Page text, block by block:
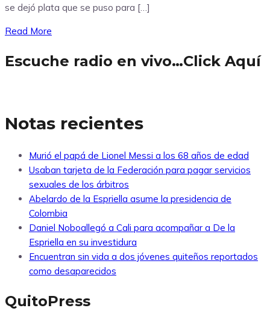
se dejó plata que se puso para […]
Read More
Escuche radio en vivo…Click Aquí
Notas recientes
Murió el papá de Lionel Messi a los 68 años de edad
Usaban tarjeta de la Federación para pagar servicios
sexuales de los árbitros
Abelardo de la Espriella asume la presidencia de
Colombia
Daniel Noboallegó a Cali para acompañar a De la
Espriella en su investidura
Encuentran sin vida a dos jóvenes quiteños reportados
como desaparecidos
QuitoPress